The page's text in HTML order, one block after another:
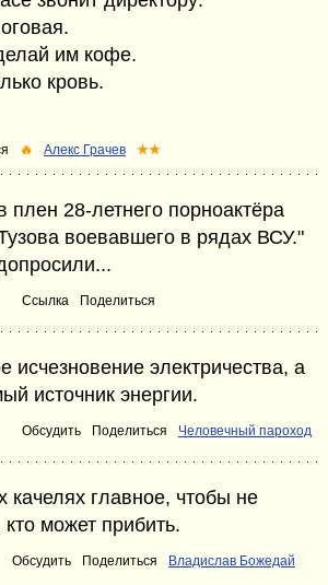
им кофе.
кровь.
🔥 Алекс Грачев ★★
плен 28-летнего порноактёра
воевавшего в рядах ВСУ."
Ссылка Поделиться
электричества, а
источник энергии.
Обсудить Поделиться Человечный пароход
качелях главное, чтобы не
может прибить.
Обсудить Поделиться Владислав Божедай